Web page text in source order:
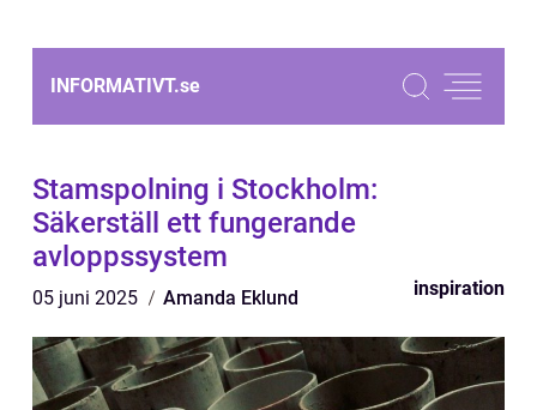
INFORMATIVT.se
Stamspolning i Stockholm:
Säkerställ ett fungerande
avloppssystem
05 juni 2025 Amanda Eklund inspiration